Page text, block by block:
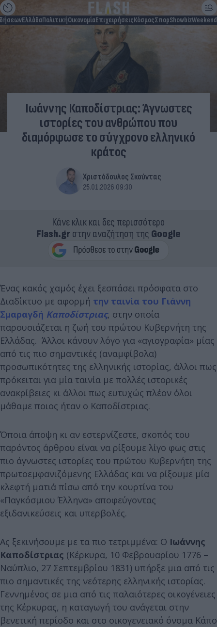
ΕλλάδαΠολιτικήΟικονομίαΕπιχειρήσειςΚόσμοςΣπορShowbizWeekend
Ιωάννης Καποδίστριας: Άγνωστες
ιστορίες του ανθρώπου που
διαμόρφωσε το σύγχρονο ελληνικό
κράτος
Χριστόδουλος Σκούντας
25.01.2026 09:30
Κάνε κλικ και δες περισσότερο
Flash.grστην αναζήτηση της Google
Ένας κακός χαμός έχει ξεσπάσει πρόσφατα στο
Διαδίκτυο με αφορμή την ταινία του Γιάννη
Σμαραγδή Καποδίστριας, στην οποία
παρουσιάζεται η ζωή του πρώτου Κυβερνήτη της
Ελλάδας. Άλλοι κάνουν λόγο για «αγιογραφία» μίας
από τις πιο σημαντικές (αναμφίβολα)
προσωπικότητες της ελληνικής ιστορίας, άλλοι πως
πρόκειται για μία ταινία με πολλές ιστορικές
ανακρίβειες κι άλλοι πως ευτυχώς πλέον όλοι
μάθαμε ποιος ήταν ο Καποδίστριας.
Όποια άποψη κι αν εστερνίζεστε, σκοπός του
παρόντος άρθρου είναι να ρίξουμε λίγο φως στις
πιο άγνωστες ιστορίες του πρώτου Κυβερνήτη της
πρωτοεμφανιζόμενης Ελλάδας και να ρίξουμε μία
κλεφτή ματιά πίσω από την κουρτίνα του
«Παγκόσμιου Έλληνα» αποφεύγοντας
εξιδανικεύσεις και υπερβολές.
Ας ξεκινήσουμε με τα πιο τετριμμένα: Ο Ιωάννης
Καποδίστριας (Κέρκυρα, 10 Φεβρουαρίου 1776 –
Ναύπλιο, 27 Σεπτεμβρίου 1831) υπήρξε μια από τις
πιο σημαντικές της νεότερης ελληνικής ιστορίας.
Γεννημένος σε μια από τις παλαιότερες οικογένειες
της Κέρκυρας, η καταγωγή του ανάγεται στην
βενετική περίοδο και στο οικογενειακό όνομα Κάπο